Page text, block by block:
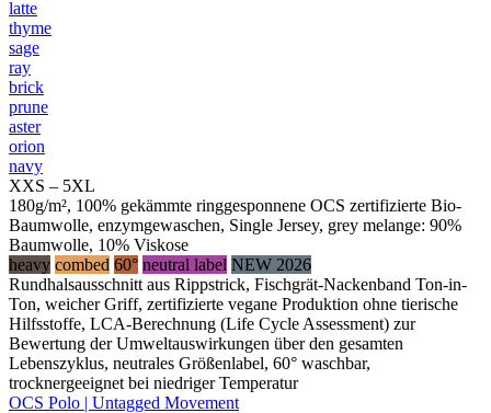
latte
thyme
sage
ray
brick
prune
aster
orion
navy
XXS – 5XL
180g/m², 100% gekämmte ringgesponnene OCS zertifizierte Bio-
Baumwolle, enzymgewaschen, Single Jersey, grey melange: 90%
Baumwolle, 10% Viskose
heavy combed 60° neutral label NEW 2026
Rundhalsausschnitt aus Rippstrick, Fischgrät-Nackenband Ton-in-
Ton, weicher Griff, zertifizierte vegane Produktion ohne tierische
Hilfsstoffe, LCA-Berechnung (Life Cycle Assessment) zur
Bewertung der Umweltauswirkungen über den gesamten
Lebenszyklus, neutrales Größenlabel, 60° waschbar,
trocknergeeignet bei niedriger Temperatur
OCS Polo | Untagged Movement